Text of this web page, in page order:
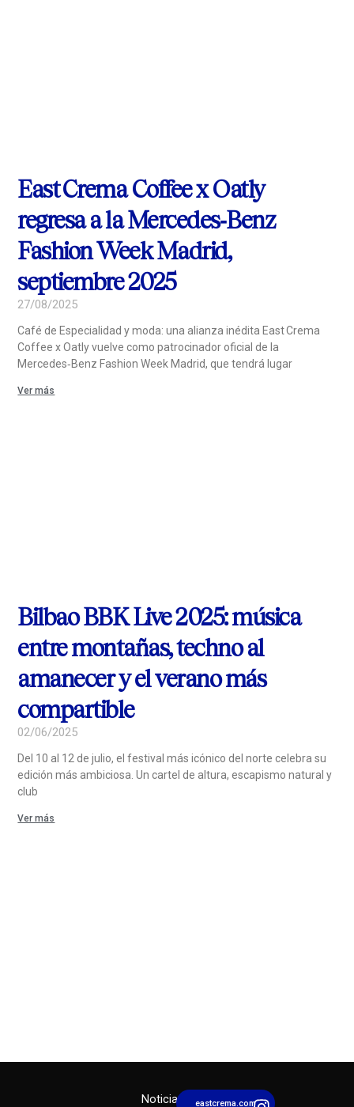
East Crema Coffee x Oatly
regresa a la Mercedes‑Benz
Fashion Week Madrid,
septiembre 2025
27/08/2025
Café de Especialidad y moda: una alianza inédita East Crema
Coffee x Oatly vuelve como patrocinador oficial de la
Mercedes‑Benz Fashion Week Madrid, que tendrá lugar
Ver más
Bilbao BBK Live 2025: música
entre montañas, techno al
amanecer y el verano más
compartible
02/06/2025
Del 10 al 12 de julio, el festival más icónico del norte celebra su
edición más ambiciosa. Un cartel de altura, escapismo natural y
club
Ver más
Noticias eastcrema.com I
Y
L